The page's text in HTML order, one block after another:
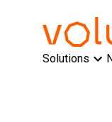
Solutions